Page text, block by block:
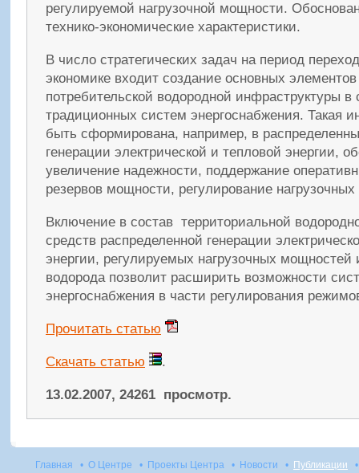
регулируемой нагрузочной мощности.
технико-экономические характеристики.
В число стратегических задач на период
экономике входит создание основных
потребительской водородной инфраструктуры в
традиционных систем энергоснабжения. Такая
быть сформирована, например, в
генерации электрической и тепловой энергии,
увеличение надежности, поддержание
резервов мощности, регулирование
Включение в состав территориальной
средств распределенной генерации
энергии, регулируемых нагрузочных мощностей
водорода позволит расширить возможности
энергоснабжения в части регулирования
Прочитать статью
Скачать статью .
13.02.2007, 24261 просмотр.
Главная • О Центре • Проекты Центра • Новости • Публикации
•